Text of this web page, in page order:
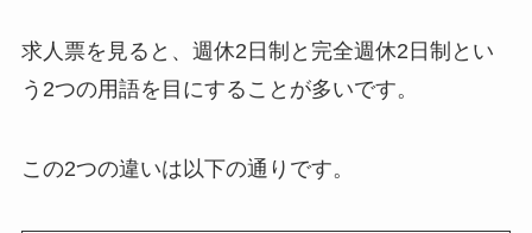
求人票を見ると、週休2日制と完全週休2日制とい
う2つの用語を目にすることが多いです。
この2つの違いは以下の通りです。